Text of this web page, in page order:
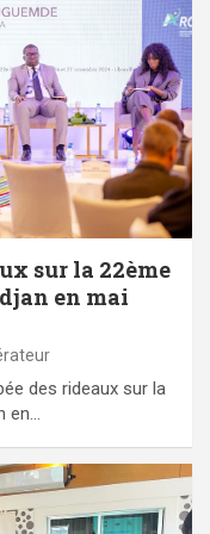
sur la 22ème
en mai
des rideaux sur la
en…